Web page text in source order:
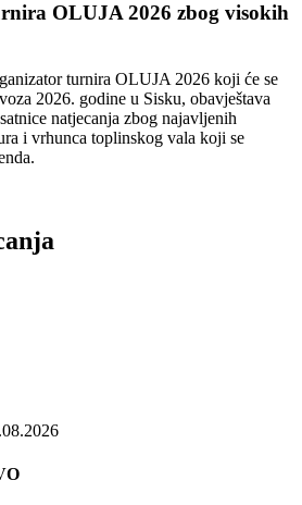
OLUJA 2026 zbog visokih
turnira OLUJA 2026 koji će se
2026. godine u Sisku, obavještava
natjecanja zbog najavljenih
i vrhunca toplinskog vala koji se